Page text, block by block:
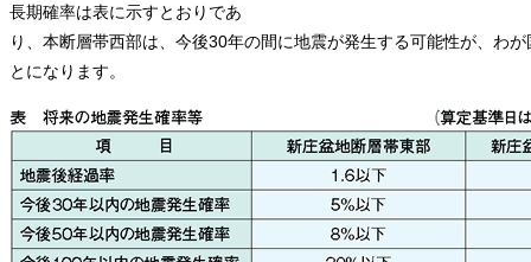
長期確率は表に示すとおりであ
り、本断層帯西部は、今後30年の間に地震が発生する可能性が、わ
とになります。